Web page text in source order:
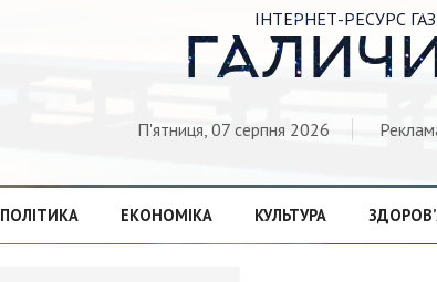
ІНТЕРНЕТ-РЕСУРС
П'ятниця, 07 серпня 2026
ПОЛІТИКА ЕКОНОМІКА КУЛЬТУРА